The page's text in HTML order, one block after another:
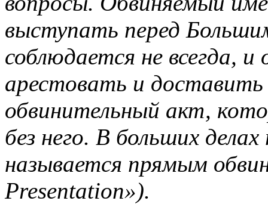
выступать перед
соблюдается не всегда,
арестовать и доставить
обвинительный акт,
без него. В больших
называется прямым
Presentation»).